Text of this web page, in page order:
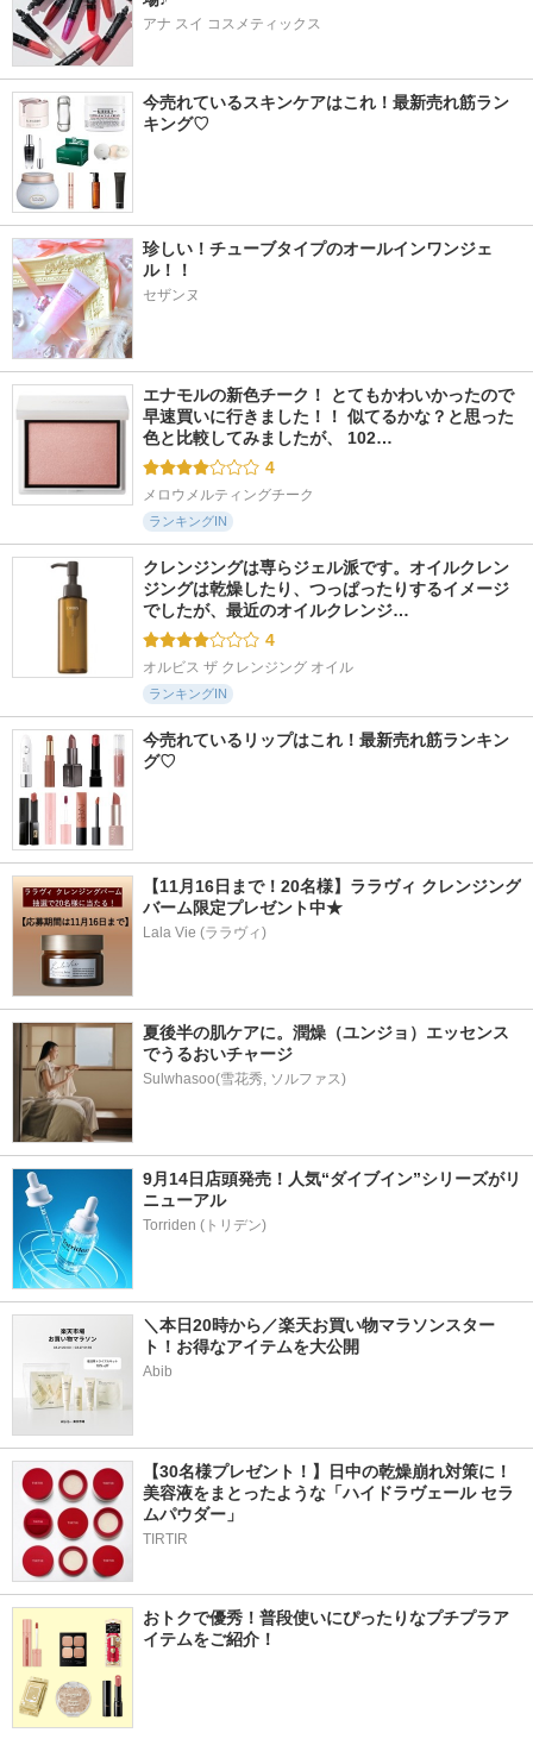
アナ スイ コスメティックス
今売れているスキンケアはこれ！最新売れ筋ラン
キング♡
珍しい！チューブタイプのオールインワンジェ
ル！！
セザンヌ
エナモルの新色チーク！ とてもかわいかったので
早速買いに行きました！！ 似てるかな？と思った
色と比較してみましたが、 102…
4
メロウメルティングチーク
ランキングIN
クレンジングは専らジェル派です。オイルクレン
ジングは乾燥したり、つっぱったりするイメージ
でしたが、最近のオイルクレンジ…
4
オルビス ザ クレンジング オイル
ランキングIN
今売れているリップはこれ！最新売れ筋ランキン
グ♡
【11月16日まで！20名様】ララヴィ クレンジング
バーム限定プレゼント中★
Lala Vie (ララヴィ)
夏後半の肌ケアに。潤燥（ユンジョ）エッセンス
でうるおいチャージ
Sulwhasoo(雪花秀, ソルファス)
9月14日店頭発売！人気“ダイブイン”シリーズがリ
ニューアル
＼本日20時から／楽天お買い物マラソンスター
ト！お得なアイテムを大公開
Abib
【30名様プレゼント！】日中の乾燥崩れ対策に！
美容液をまとったような「ハイドラヴェール セラ
ムパウダー」
TIRTIR
おトクで優秀！普段使いにぴったりなプチプラア
イテムをご紹介！